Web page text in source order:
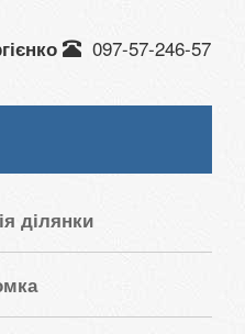
097-57-246-57
ділянки